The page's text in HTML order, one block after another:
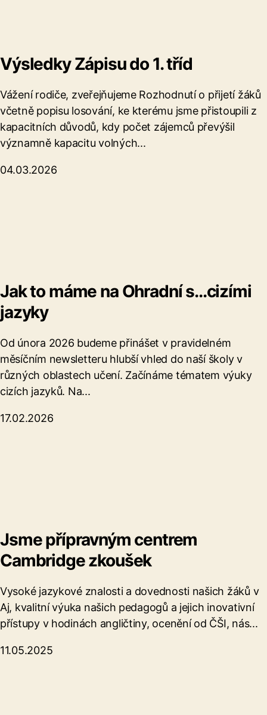
Výsledky Zápisu do 1. tříd
Vážení rodiče, zveřejňujeme Rozhodnutí o přijetí žáků
včetně popisu losování, ke kterému jsme přistoupili z
kapacitních důvodů, kdy počet zájemců převýšil
významně kapacitu volných...
04.03.2026
Jak to máme na Ohradní s...cizími
jazyky
Od února 2026 budeme přinášet v pravidelném
měsíčním newsletteru hlubší vhled do naší školy v
různých oblastech učení. Začínáme tématem výuky
cizích jazyků. Na...
17.02.2026
Jsme přípravným centrem
Cambridge zkoušek
Vysoké jazykové znalosti a dovednosti našich žáků v
Aj, kvalitní výuka našich pedagogů a jejich inovativní
přístupy v hodinách angličtiny, ocenění od ČŠI, nás...
11.05.2025